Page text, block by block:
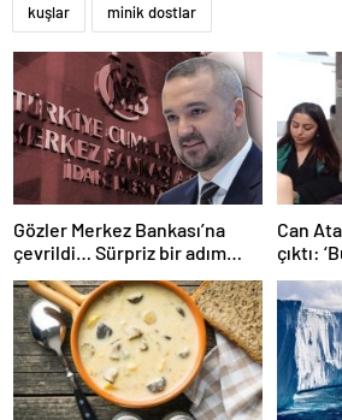
kuşlar minik dostlar
Gözler Merkez Bankası’na
çevrildi… Sürpriz bir adım
gelebilir mi? İşte son faiz
tahminleri
Can
çıktı: